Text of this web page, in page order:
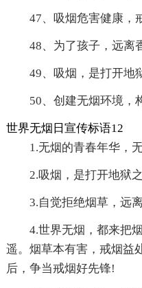
47、吸烟危害健康，
48、为了孩子，远离
49、吸烟，是打开地
50、创建无烟环境，
世界无烟日宣传标语12
1.无烟的青春年华，
2.吸烟，是打开地狱
3.自觉拒绝烟草，远
4.世界无烟，都来把
遥。烟草本有害，戒烟益
后，争当戒烟好先锋!